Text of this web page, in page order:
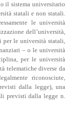
il sistema universitario
statali e non statali.
le università
dell’università,
le università statali,
– o le università
per le università
telematiche diverse da
riconosciute,
dalla legge), una
previsti dalla legge n.